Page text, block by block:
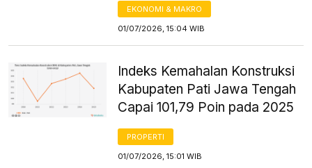
EKONOMI & MAKRO
01/07/2026, 15:04 WIB
Indeks Kemahalan Konstruksi
Kabupaten Pati Jawa Tengah
Capai 101,79 Poin pada 2025
PROPERTI
01/07/2026, 15:01 WIB